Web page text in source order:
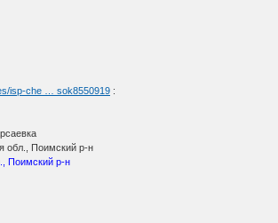
isp-che … sok8550919 :
рсаевка
обл., Поимский р-н
Поимский р-н